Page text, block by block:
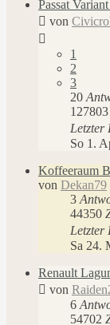
Passat
von
1
2
3
20
127803
Letzter
So 1.
Koffeeraum
von Dekan79
3
44350
Letzter
Sa 24.
Renault
von
6
54702